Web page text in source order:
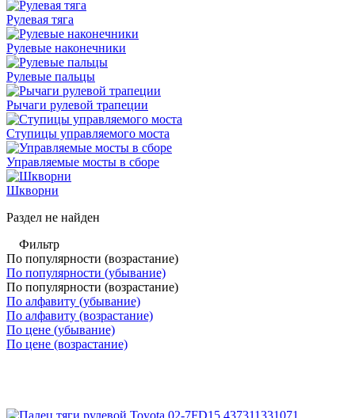
Рулевая тяга
Рулевые наконечники
Рулевые пальцы
Рычаги рулевой трапеции
Ступицы управляемого моста
Управляемые мосты в сборе
Шкворни
Раздел не найден
Фильтр
По популярности (возрастание)
По популярности (убывание)
По популярности (возрастание)
По алфавиту (убывание)
По алфавиту (возрастание)
По цене (убывание)
По цене (возрастание)